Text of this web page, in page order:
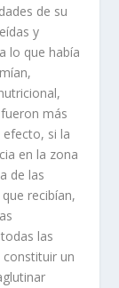
de su
y
lo que habí­a
más
si la
en la zona
de las
recibí­an,
las
constituir un